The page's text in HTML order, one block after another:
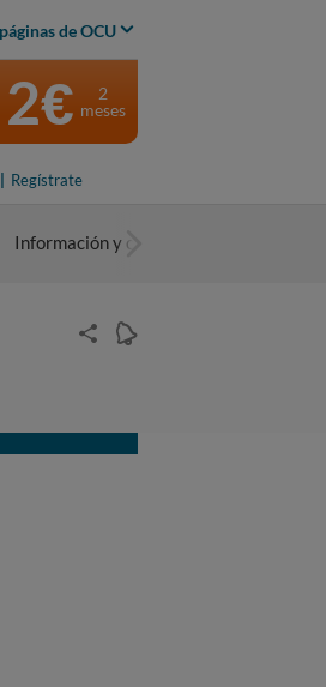
de OCU
Regístrate
2€
2
meses
Información y consejos